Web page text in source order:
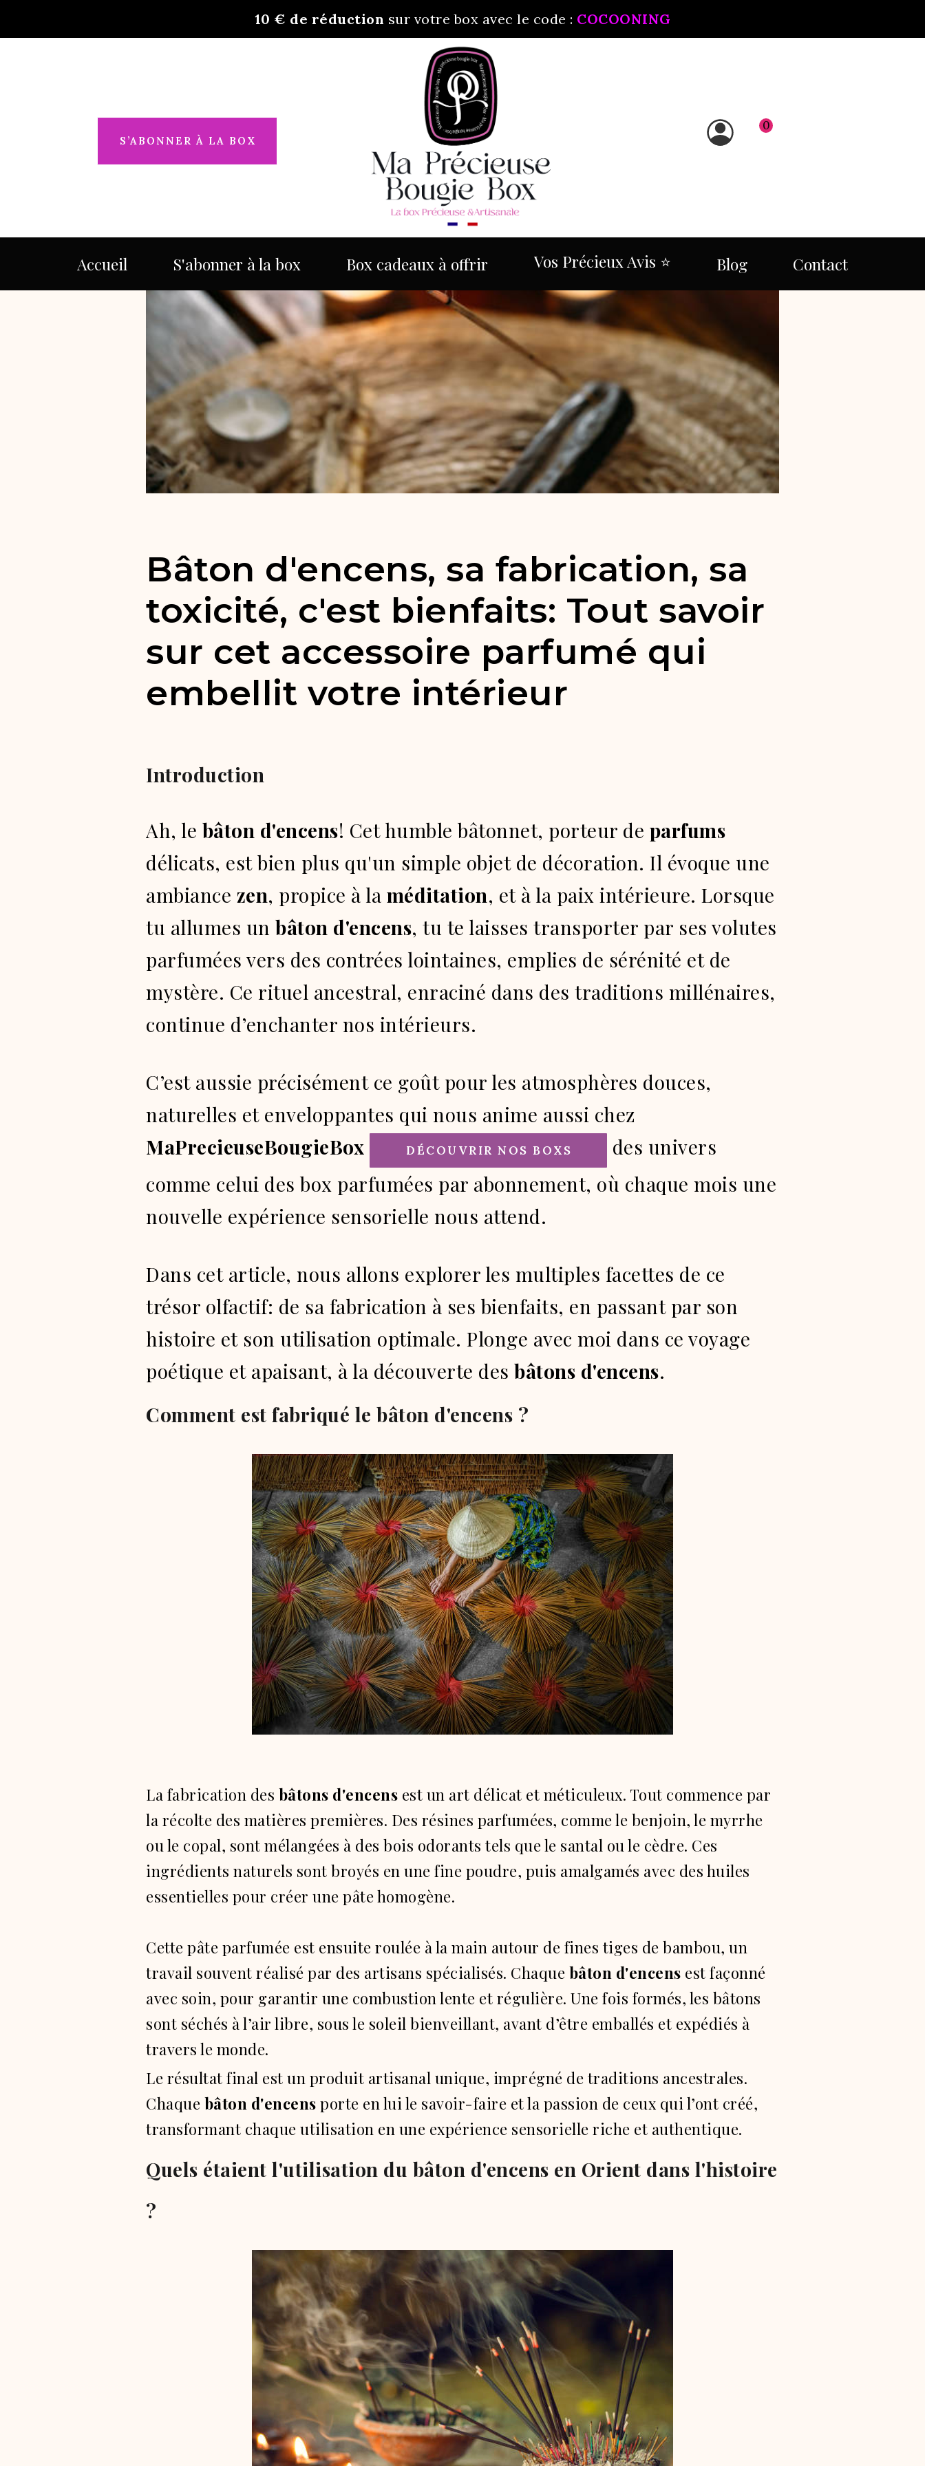
10 € de réduction sur votre box avec le code : COCOONING
S’ABONNER À LA BOX
0
Accueil S'abonner à la box Box cadeaux à offrir Vos Précieux Avis ⭐​ Blog Contact
Bâton d'encens, sa fabrication, sa
toxicité, c'est bienfaits: Tout savoir
sur cet accessoire parfumé qui
embellit votre intérieur
Introduction
Ah, le bâton d'encens! Cet humble bâtonnet, porteur de parfums
délicats, est bien plus qu'un simple objet de décoration. Il évoque une
ambiance zen, propice à la méditation, et à la paix intérieure. Lorsque
tu allumes un bâton d'encens, tu te laisses transporter par ses volutes
parfumées vers des contrées lointaines, emplies de sérénité et de
mystère. Ce rituel ancestral, enraciné dans des traditions millénaires,
continue d’enchanter nos intérieurs.
C’est aussie précisément ce goût pour les atmosphères douces,
naturelles et enveloppantes qui nous anime aussi chez
MaPrecieuseBougieBox
DÉCOUVRIR NOS BOXS
des univers
comme celui des box parfumées par abonnement, où chaque mois une
nouvelle expérience sensorielle nous attend.
Dans cet article, nous allons explorer les multiples facettes de ce
trésor olfactif: de sa fabrication à ses bienfaits, en passant par son
histoire et son utilisation optimale. Plonge avec moi dans ce voyage
poétique et apaisant, à la découverte des bâtons d'encens.
Comment est fabriqué le bâton d'encens ?
La fabrication des bâtons d'encens est un art délicat et méticuleux. Tout commence par
la récolte des matières premières. Des résines parfumées, comme le benjoin, le myrrhe
ou le copal, sont mélangées à des bois odorants tels que le santal ou le cèdre. Ces
ingrédients naturels sont broyés en une fine poudre, puis amalgamés avec des huiles
essentielles pour créer une pâte homogène.
Cette pâte parfumée est ensuite roulée à la main autour de fines tiges de bambou, un
travail souvent réalisé par des artisans spécialisés. Chaque bâton d'encens est façonné
avec soin, pour garantir une combustion lente et régulière. Une fois formés, les bâtons
sont séchés à l’air libre, sous le soleil bienveillant, avant d’être emballés et expédiés à
travers le monde.
Le résultat final est un produit artisanal unique, imprégné de traditions ancestrales.
Chaque bâton d'encens porte en lui le savoir-faire et la passion de ceux qui l’ont créé,
transformant chaque utilisation en une expérience sensorielle riche et authentique.
Quels étaient l'utilisation du bâton d'encens en Orient dans l'histoire
?